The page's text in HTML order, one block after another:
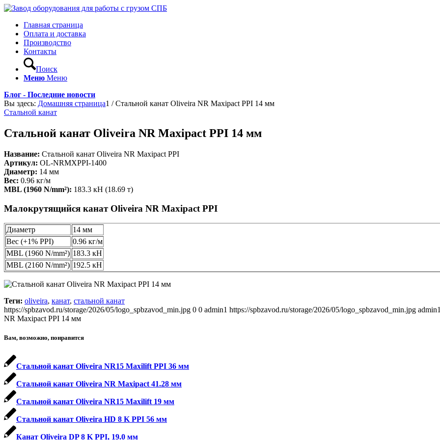
Главная страница
Оплата и доставка
Производство
Контакты
Поиск
Меню Меню
Блог - Последние новости
Вы здесь: Домашняя страница1 / Стальной канат Oliveira NR Maxipact PPI 14 мм
Стальной канат
Стальной канат Oliveira NR Maxipact PPI 14 мм
Название: Стальной канат Oliveira NR Maxipact PPI
Артикул: OL-NRMXPPI-1400
Диаметр: 14 мм
Вес: 0.96 кг/м
MBL (1960 N/mm²): 183.3 кН (18.69 т)
Малокрутящийся канат Oliveira NR Maxipact PPI
Диаметр
14 мм
Вес (+1% PPI)
0.96 кг/м
MBL (1960 N/mm²) 183.3 кН
MBL (2160 N/mm²) 192.5 кН
Теги: oliveira, канат, стальной канат
https://spbzavod.ru/storage/2026/05/logo_spbzavod_min.jpg 0 0 admin1 https://spbzavod.ru/storage/2026/05/logo_spbzavod_min.jpg
NR Maxipact PPI 14 мм
Вам, возможно, понравится
Стальной канат Oliveira NR15 Maxilift PPI 36 мм
Стальной канат Oliveira NR Maxipact 41.28 мм
Стальной канат Oliveira NR15 Maxilift 19 мм
Стальной канат Oliveira HD 8 K PPI 56 мм
Канат Oliveira DP 8 K PPI, 19.0 мм